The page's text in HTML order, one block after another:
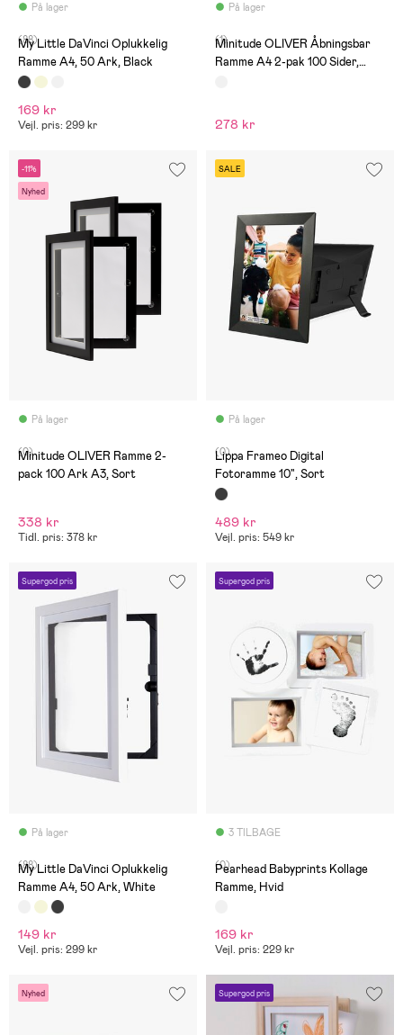
På lager
(88)
My Little DaVinci Oplukkelig
Ramme A4, 50 Ark, Black
169 kr
Vejl. pris: 299 kr
På lager
(1)
Minitude OLIVER Åbningsbar
Ramme A4 2-pak 100 Sider,
278 kr
-11%
Nyhed
På lager
(0)
Minitude OLIVER Ramme 2-
pack 100 Ark A3, Sort
338 kr
Tidl. pris: 378 kr
SALE
På lager
(0)
Lippa Frameo Digital
Fotoramme 10", Sort
489 kr
Vejl. pris: 549 kr
Supergod pris
På lager
(88)
My Little DaVinci Oplukkelig
Ramme A4, 50 Ark, White
149 kr
Vejl. pris: 299 kr
Supergod pris
3 TILBAGE
(0)
Pearhead Babyprints Kollage
Ramme, Hvid
169 kr
Vejl. pris: 229 kr
Nyhed Supergod pris